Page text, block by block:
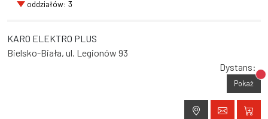
oddziałów: 3
KARO ELEKTRO PLUS
Bielsko-Biała, ul. Legionów 93
Dystans:
Pokaż